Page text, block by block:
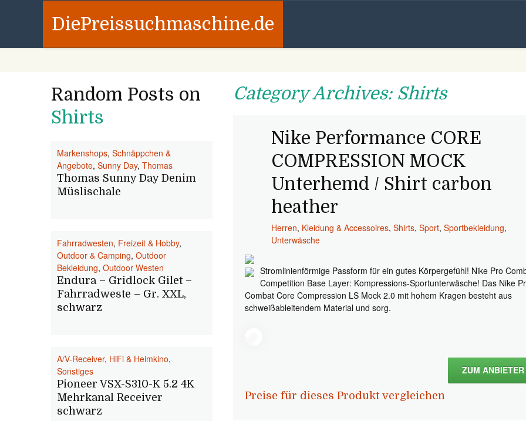
DiePreissuchmaschine.de
Category Archives: Shirts
Nike Performance CORE
COMPRESSION MOCK
Unterhemd / Shirt carbon
heather
Herren, Kleidung & Accessoires,Shirts,Sport,Sportbekleidung,
Unterwäsche
Stromlinienförmige Passform für ein gutes Körpergefühl! Nike Pro
Competition Base Layer: Kompressions-Sportunterwäsche! Das Nike
Combat Core Compression LS Mock 2.0 mit hohem Kragen besteht aus
schweißableitendem Material und sorg.
ZUM ANBIETER
Preise für dieses Produkt vergleichen
Random Posts on
Shirts
Markenshops, Schnäppchen &
Angebote, Sunny Day, Thomas
Thomas Sunny Day Denim
Müslischale
Fahrradwesten, Freizeit & Hobby,
Outdoor & Camping, Outdoor
Bekleidung, Outdoor Westen
Endura – Gridlock Gilet –
Fahrradweste – Gr. XXL,
schwarz
A/V-Receiver, HiFi & Heimkino,
Sonstiges
Pioneer VSX-S310-K 5.2 4K
Mehrkanal Receiver
schwarz